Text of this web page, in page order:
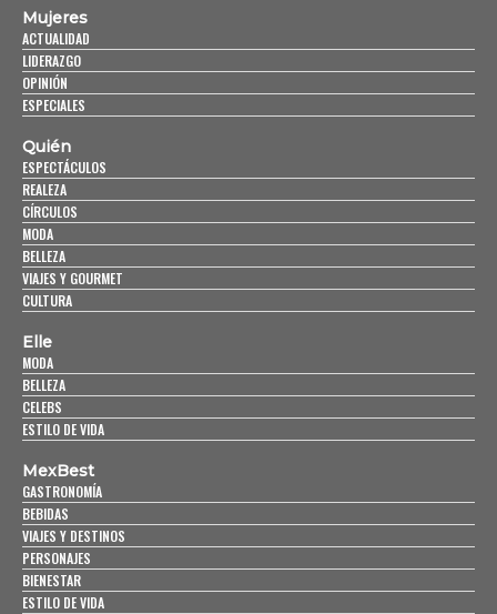
Mujeres
ACTUALIDAD
LIDERAZGO
OPINIÓN
ESPECIALES
Quién
ESPECTÁCULOS
REALEZA
CÍRCULOS
MODA
BELLEZA
VIAJES Y GOURMET
CULTURA
Elle
MODA
BELLEZA
CELEBS
ESTILO DE VIDA
MexBest
GASTRONOMÍA
BEBIDAS
VIAJES Y DESTINOS
PERSONAJES
BIENESTAR
ESTILO DE VIDA